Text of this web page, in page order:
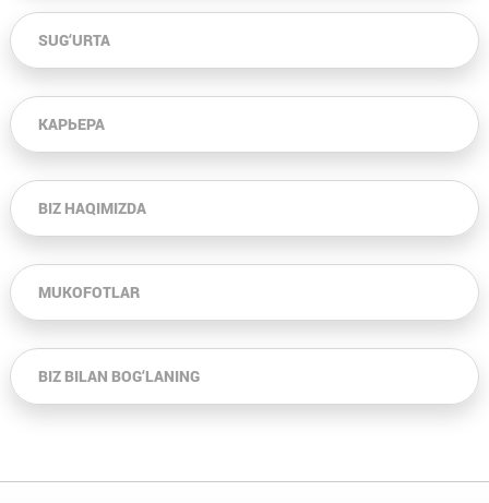
SUG‘URTA
КАРЬЕРА
BIZ HAQIMIZDA
MUKOFOTLAR
BIZ BILAN BOG‘LANING